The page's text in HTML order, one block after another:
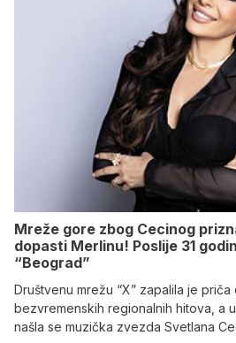
Mreže gore zbog Cecinog
dopasti Merlinu! Poslije 31
“Beograd”
Društvenu mrežu “X” zapalila je
bezvremenskih regionalnih hitova, a
našla se muzička zvezda Svetlana